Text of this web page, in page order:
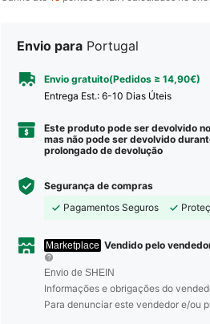
Envio para Portugal
Envio gratuito(Pedidos ≥ 14,90€)
Entrega Est.: 6-10 Dias Úteis
Este produto pode ser devolvido
mas não pode ser devolvido
prolongado de devolução
Segurança de compras
Pagamentos Seguros
Marketplace Vendido pelo
Envio de SHEIN
Informações e obrigações do
Para denunciar este vendedor e/ou